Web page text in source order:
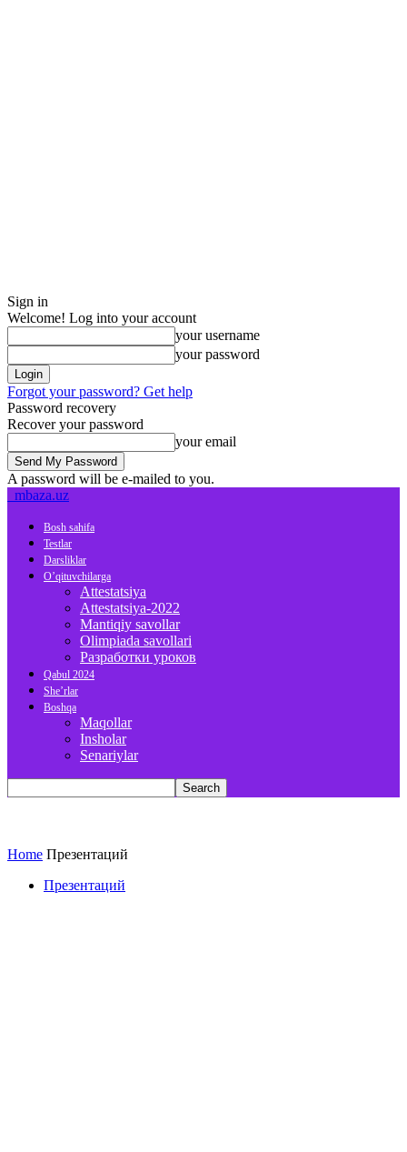
Sign in
Welcome! Log into your account
your username
your password
Forgot your password? Get help
Password recovery
Recover your password
your email
A password will be e-mailed to you.
mbaza.uz
Bosh sahifa
Testlar
Darsliklar
O’qituvchilarga
Attestatsiya
Attestatsiya-2022
Mantiqiy savollar
Olimpiada savollari
Разработки уроков
Qabul 2024
She’rlar
Boshqa
Maqollar
Insholar
Senariylar
Home Презентаций
Презентаций